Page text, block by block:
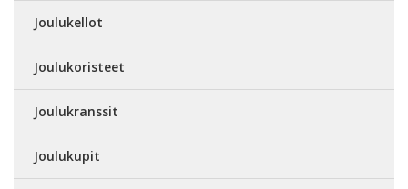
Joulukellot
Joulukoristeet
Joulukranssit
Joulukupit